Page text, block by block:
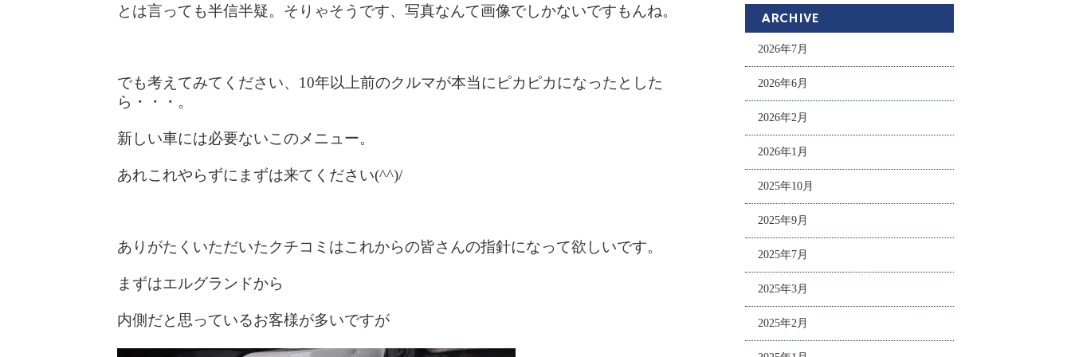
とは言っても半信半疑。そりゃそうです、写真なんて画像でしかないですもんね。
でも考えてみてください、10年以上前のクルマが本当にピカピカになったとした
ら・・・。
新しい車には必要ないこのメニュー。
あれこれやらずにまずは来てください(^^)/
ありがたくいただいたクチコミはこれからの皆さんの指針になって欲しいです。
まずはエルグランドから
内側だと思っているお客様が多いですが
ARCHIVE
2026年7月
2026年6月
2026年2月
2026年1月
2025年10月
2025年9月
2025年7月
2025年3月
2025年2月